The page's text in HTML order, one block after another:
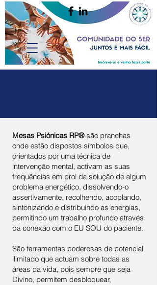
Mesas Psiónicas RP®são pranchas
onde estão dispostos símbolos que,
orientados por uma técnica de
intervenção mental, activam as suas
frequências em prol da solução de algum
problema energético, dissolvendo-o
assertivamente, recolhendo, acoplando,
sintonizando e distribuindo as energias,
permitindo um trabalho profundo através
da conexão com o EU SOU do paciente.
São ferramentas poderosas de potencial
ilimitado que actuam sobre todas as
áreas da vida, pois sempre que seja
Divino, permitem desbloquear,